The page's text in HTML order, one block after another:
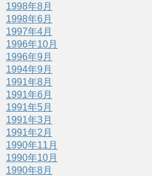
1998年8月
1998年6月
1997年4月
1996年10月
1996年9月
1994年9月
1991年8月
1991年6月
1991年5月
1991年3月
1991年2月
1990年11月
1990年10月
1990年8月